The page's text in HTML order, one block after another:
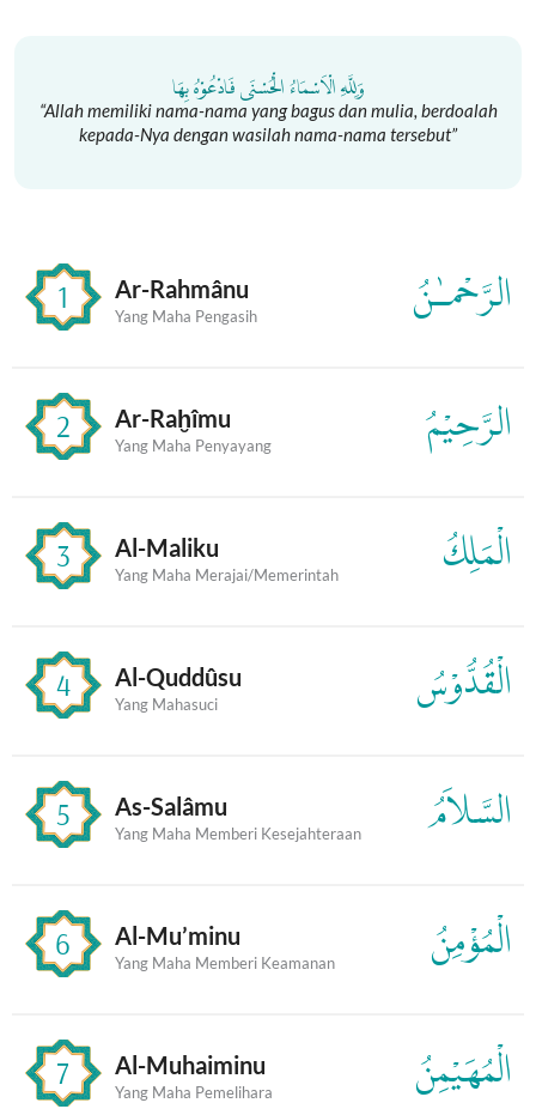
وَلِلَّهِ الْاَسْمَاءُ الْحُسْنَى فَادْعُوْهُ بِهَا
“Allah memiliki nama-nama yang bagus dan mulia, berdoalah
kepada-Nya dengan wasilah nama-nama tersebut”
1 Ar-Rahmânu
Yang Maha Pengasih الرَّحْمـٰنُ
2 Ar-Raḫîmu
Yang Maha Penyayang الرَّحِيْمُ
3 Al-Maliku
Yang Maha Merajai/Memerintah الْمَلِكُ
4 Al-Quddûsu
Yang Mahasuci الْقُدُّوْسُ
5 As-Salâmu
Yang Maha Memberi Kesejahteraan السَّلاَمُ
6 Al-Mu’minu
Yang Maha Memberi Keamanan الْمُؤْمِنُ
7 Al-Muhaiminu
Yang Maha Pemelihara الْمُهَيْمِنُ